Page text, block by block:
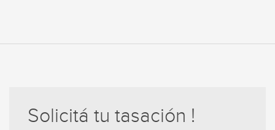
Solicitá tu tasación !